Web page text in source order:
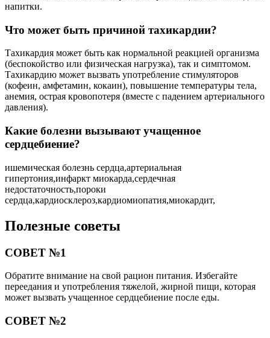
напитки.
Что может быть причиной тахикардии?
Тахикардия может быть как нормальной реакцией организма
(беспокойство или физическая нагрузка), так и симптомом.
Тахикардию может вызвать употребление стимуляторов
(кофеин, амфетамин, кокаин), повышение температуры тела,
анемия, острая кровопотеря (вместе с падением артериального
давления).
Какие болезни вызывают учащенное
сердцебиение?
ишемическая болезнь сердца,артериальная
гипертония,инфаркт миокарда,сердечная
недостаточность,пороки
сердца,кардиосклероз,кардиомиопатия,миокардит,
Полезные советы
СОВЕТ №1
Обратите внимание на свой рацион питания. Избегайте
переедания и употребления тяжелой, жирной пищи, которая
может вызвать учащенное сердцебиение после еды.
СОВЕТ №2